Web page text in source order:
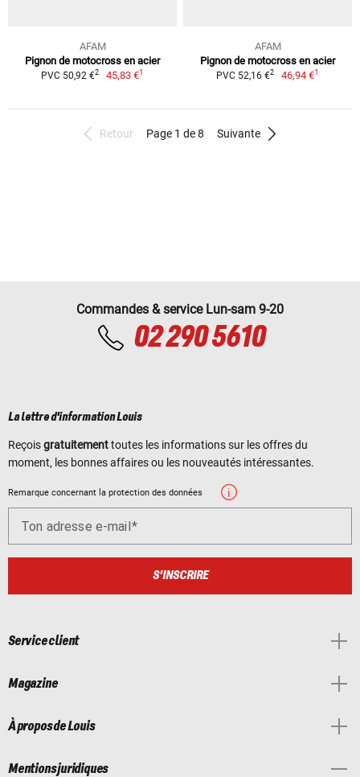
AFAM
Pignon de motocross en acier
PVC 50,92 €2 45,83 €1
AFAM
Pignon de motocross en acier
PVC 52,16 €2 46,94 €1
Retour Page 1 de 8 Suivante
Commandes & service Lun-sam 9-20
02 290 5610
La lettre d'information Louis
Reçoisgratuitementtoutes les informations sur les offres du
moment, les bonnes affaires ou les nouveautés intéressantes.
Remarque concernant la protection des données
Ton adresse e-mail
S'INSCRIRE
Service client
Magazine
À propos de Louis
Mentions juridiques